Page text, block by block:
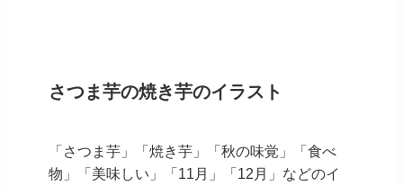
さつま芋の焼き芋のイラスト
「さつま芋」「焼き芋」「秋の味覚」「食べ
物」「美味しい」「11月」「12月」などのイ